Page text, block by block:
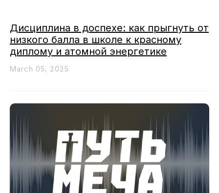
Дисциплина в доспехе: как прыгнуть от
низкого балла в школе к красному
диплому и атомной энергетике
March 05, 2025